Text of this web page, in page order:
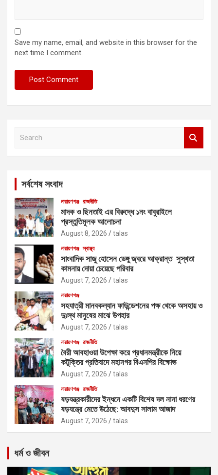
Save my name, email, and website in this browser for the
next time I comment.
সর্বশেষ সংবাদ
নারায়ণগঞ্জ রাজনীতি
মাদক ও ছিনতাই এর বিরুদ্ধে ১নং বাবুরাইলে
প্রস্তুতিমূলক আলোচনা
August 8, 2026 talas
নারায়ণগঞ্জ স্বাস্থ্য
সাংবাদিক সাজু হোসেন ডেঙ্গু জ্বরে আক্রান্ত সুস্থতা
কামনায় দোয়া চেয়েছে পরিবার
August 7, 2026 talas
নারায়ণগঞ্জ
সহযাত্রী মানবকল্যান ফাউন্ডেশনের পক্ষ থেকে অসহায় ও
দুঃস্থ মানুষের মাঝে উপহার
August 7, 2026 talas
নারায়ণগঞ্জ রাজনীতি
বৈরী আবহাওয়া উপেক্ষা করে প্রধানমন্ত্রীকে নিয়ে
কটূক্তির প্রতিবাদে মহানগর বিএনপির বিক্ষোভ
August 7, 2026 talas
নারায়ণগঞ্জ রাজনীতি
ষড়যন্ত্রকারীদের ইন্ধনে একটি বিশেষ দল নানা ধরণের
ষড়যন্ত্রে মেতে উঠেছে: আবদুস সালাম আজাদ
August 7, 2026 talas
ধর্ম ও জীবন